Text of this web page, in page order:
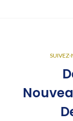
SUIVEZ-